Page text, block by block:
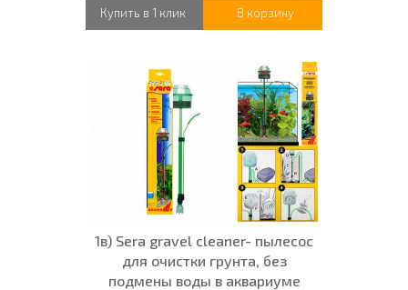
Купить в 1 клик В корзину
1в) Sera gravel cleaner- пылесос
для очистки грунта, без
подмены воды в аквариуме